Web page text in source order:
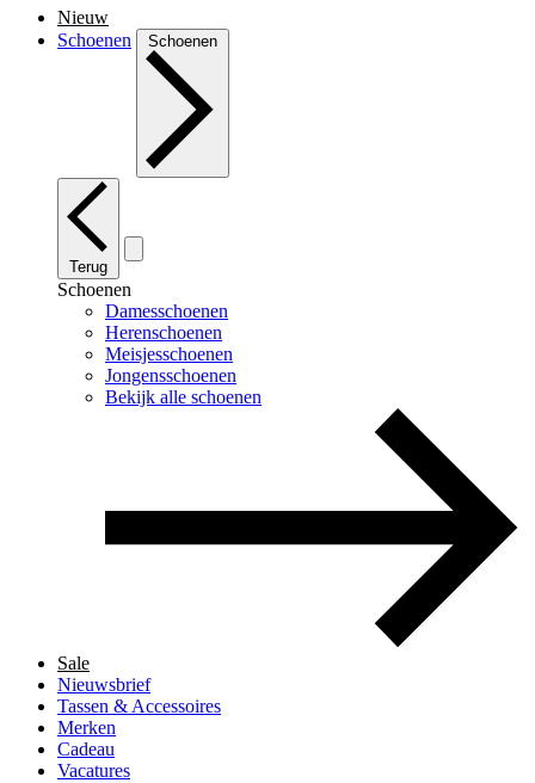
Nieuw
Schoenen
Schoenen
Terug
Schoenen
Damesschoenen
Herenschoenen
Meisjesschoenen
Jongensschoenen
Bekijk alle schoenen
Sale
Nieuwsbrief
Tassen & Accessoires
Merken
Cadeau
Vacatures